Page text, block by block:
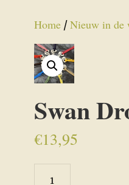
Home/Nieuw in de
Swan
€13,95